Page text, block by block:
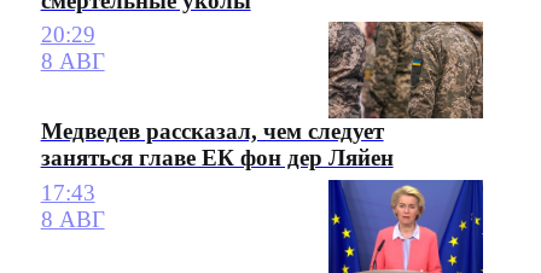
20:29
8 АВГ
Медведев рассказал, чем следует
заняться главе ЕК фон дер Ляйен
17:43
8 АВГ